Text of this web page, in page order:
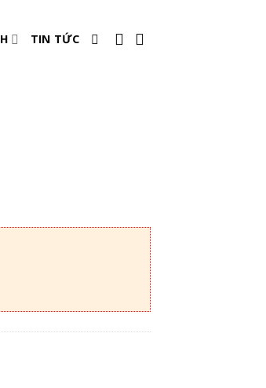
TIN TỨC